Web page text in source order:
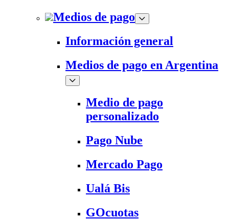
Medios de pago
Información general
Medios de pago en Argentina
Medio de pago
personalizado
Pago Nube
Mercado Pago
Ualá Bis
GOcuotas